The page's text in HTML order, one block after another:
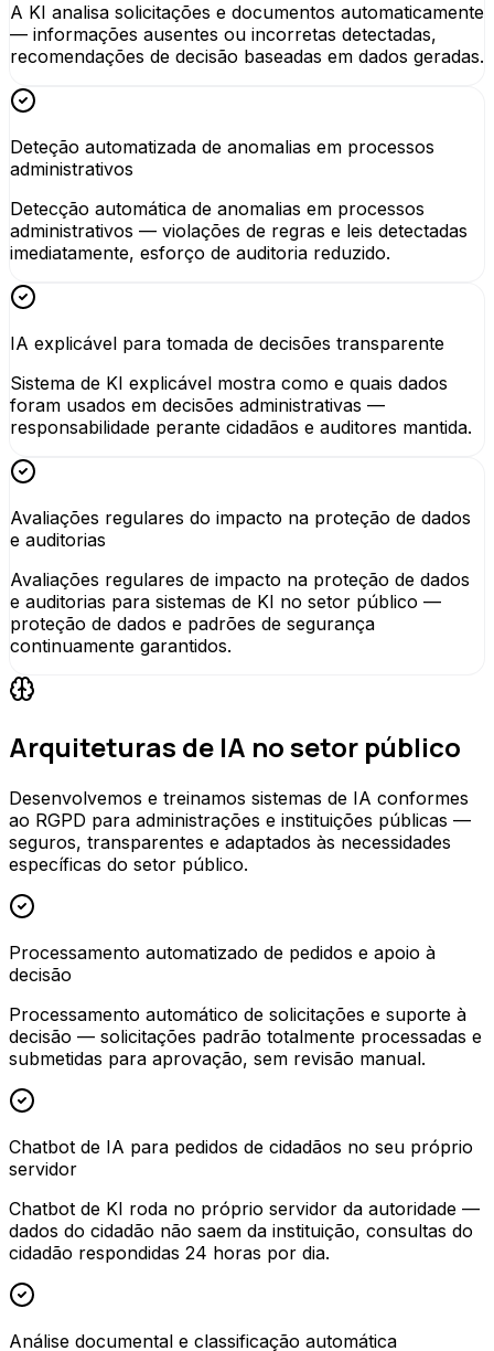
A KI analisa solicitações e documentos automaticamente
— informações ausentes ou incorretas detectadas,
recomendações de decisão baseadas em dados geradas.
Deteção automatizada de anomalias em processos
administrativos
Detecção automática de anomalias em processos
administrativos — violações de regras e leis detectadas
imediatamente, esforço de auditoria reduzido.
IA explicável para tomada de decisões transparente
Sistema de KI explicável mostra como e quais dados
foram usados em decisões administrativas —
responsabilidade perante cidadãos e auditores mantida.
Avaliações regulares do impacto na proteção de dados
e auditorias
Avaliações regulares de impacto na proteção de dados
e auditorias para sistemas de KI no setor público —
proteção de dados e padrões de segurança
continuamente garantidos.
Arquiteturas de IA no setor público
Desenvolvemos e treinamos sistemas de IA conformes
ao RGPD para administrações e instituições públicas —
seguros, transparentes e adaptados às necessidades
específicas do setor público.
Processamento automatizado de pedidos e apoio à
decisão
Processamento automático de solicitações e suporte à
decisão — solicitações padrão totalmente processadas e
submetidas para aprovação, sem revisão manual.
Chatbot de IA para pedidos de cidadãos no seu próprio
servidor
Chatbot de KI roda no próprio servidor da autoridade —
dados do cidadão não saem da instituição, consultas do
cidadão respondidas 24 horas por dia.
Análise documental e classificação automática